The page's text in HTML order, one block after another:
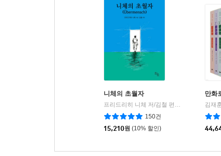
니체의 초월자
프리드리히 니체 저/김철 편역
150건
15,210원 (10% 할인)
만화
김재